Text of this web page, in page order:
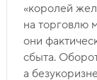
«королей
на торговлю
они
сбыта.
а